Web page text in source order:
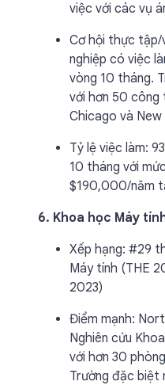
việc với các vụ
Cơ hội thực tập/
nghiệp có việc
vòng 10 tháng.
với hơn 50 công
Chicago và New
Tỷ lệ việc làm:
10 tháng với
$190,000/năm
6. Khoa học Máy
Xếp hạng: #29
Máy tính (THE
2023)
Điểm mạnh:
Nghiên cứu
với hơn 30
Trường đặc biệt